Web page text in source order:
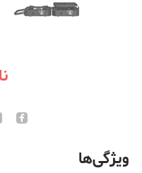
ویژگی‌ها